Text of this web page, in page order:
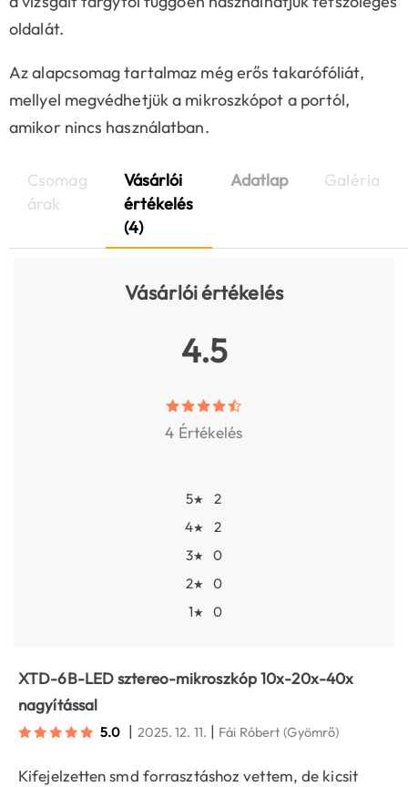
oldalát.
Az alapcsomag tartalmaz még erős takarófóliát,
mellyel megvédhetjük a mikroszkópot a portól,
amikor nincs használatban.
Csomag
árak
Vásárlói
értékelés
(4)
Adatlap Galéria
Vásárlói értékelés
4.5
4 Értékelés
5★
2
4★
2
3★
0
2★
0
1★ 0
XTD-6B-LED sztereo-mikroszkóp 10x-20x-40x
nagyítással
5.0 | 2025. 12. 11. | Fái Róbert (Gyömrő)
Kifejelzetten smd forrasztáshoz vettem, de kicsit